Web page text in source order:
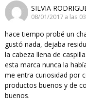
SILVIA
08/01/2017 a las
hace tiempo probé un
gustó nada, dejaba
la cabeza llena de caspilla.
esta marca nunca la
me entra curiosidad por
productos buenos y de
buenos.